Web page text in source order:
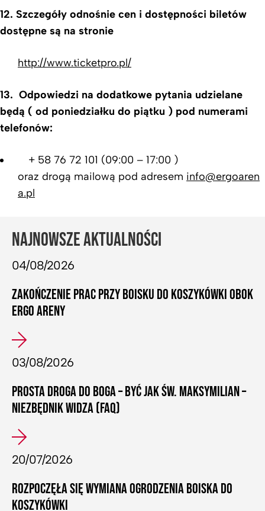
12. Szczegóły odnośnie cen i dostępności biletów
dostępne są na stronie
http://www.ticketpro.pl/
13. Odpowiedzi na dodatkowe pytania udzielane
będą ( od poniedziałku do piątku ) pod numerami
telefonów:
+ 58 76 72 101 (09:00 – 17:00 )
oraz drogą mailową pod adresem info@ergoaren
a.pl
NAJNOWSZE AKTUALNOŚCI
04/08/2026
ZAKOŃCZENIE PRAC PRZY BOISKU DO KOSZYKÓWKI OBOK
ERGO ARENY
03/08/2026
PROSTA DROGA DO BOGA – BYĆ JAK ŚW. MAKSYMILIAN –
NIEZBĘDNIK WIDZA (FAQ)
20/07/2026
ROZPOCZĘŁA SIĘ WYMIANA OGRODZENIA BOISKA DO
KOSZYKÓWKI